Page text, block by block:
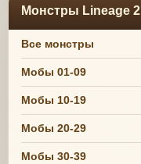
Монстры Lineage 2
Все монстры
Мобы 01-09
Мобы 10-19
Мобы 20-29
Мобы 30-39